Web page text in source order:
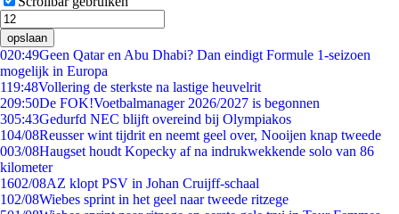
opslaan
020:49Geen Qatar en Abu Dhabi? Dan eindigt Formule 1-seizoen
mogelijk in Europa
119:48Vollering de sterkste na lastige heuvelrit
209:50De FOK!Voetbalmanager 2026/2027 is begonnen
305:43Gedurfd NEC blijft overeind bij Olympiakos
104/08Reusser wint tijdrit en neemt geel over, Nooijen knap tweede
003/08Haugset houdt Kopecky af na indrukwekkende solo van 86
kilometer
1602/08AZ klopt PSV in Johan Cruijff-schaal
102/08Wiebes sprint in het geel naar tweede ritzege